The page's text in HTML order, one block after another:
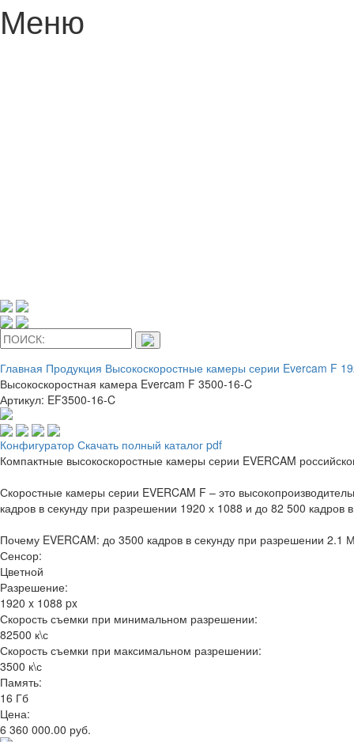
Меню
Главная Продукция Высокоскоростные камеры серии Evercam F
Высокоскоростная камера Evercam F 3500-16-C
Артикул: EF3500-16-C
Конфигуратор Скачать полный каталог pdf
Компактные высокоскоростные камеры серии EVERCAM
Скоростные камеры серии EVERCAM F – это
кадров в секунду при разрешении 1920 х 1088 и до 82 500
Почему EVERCAM: до 3500 кадров в секунду при разрешении 2.1
Сенсор:
Цветной
Разрешение:
1920 x 1088 px
Скорость съемки при минимальном разрешении:
82500 к\с
Скорость съемки при максимальном разрешении:
3500 к\с
Память:
16 Гб
Цена:
6 360 000.00 руб.